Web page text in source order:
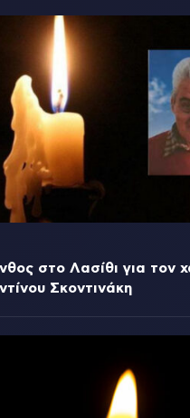
στο Λασίθι για τον
Σκοντινάκη